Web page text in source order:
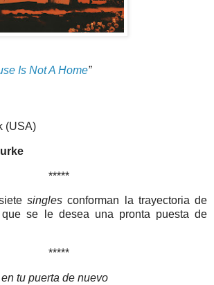
Is Not A Home”
(USA)
*****
singles conforman la trayectoria de
se le desea una pronta puesta de
*****
tu puerta de nuevo